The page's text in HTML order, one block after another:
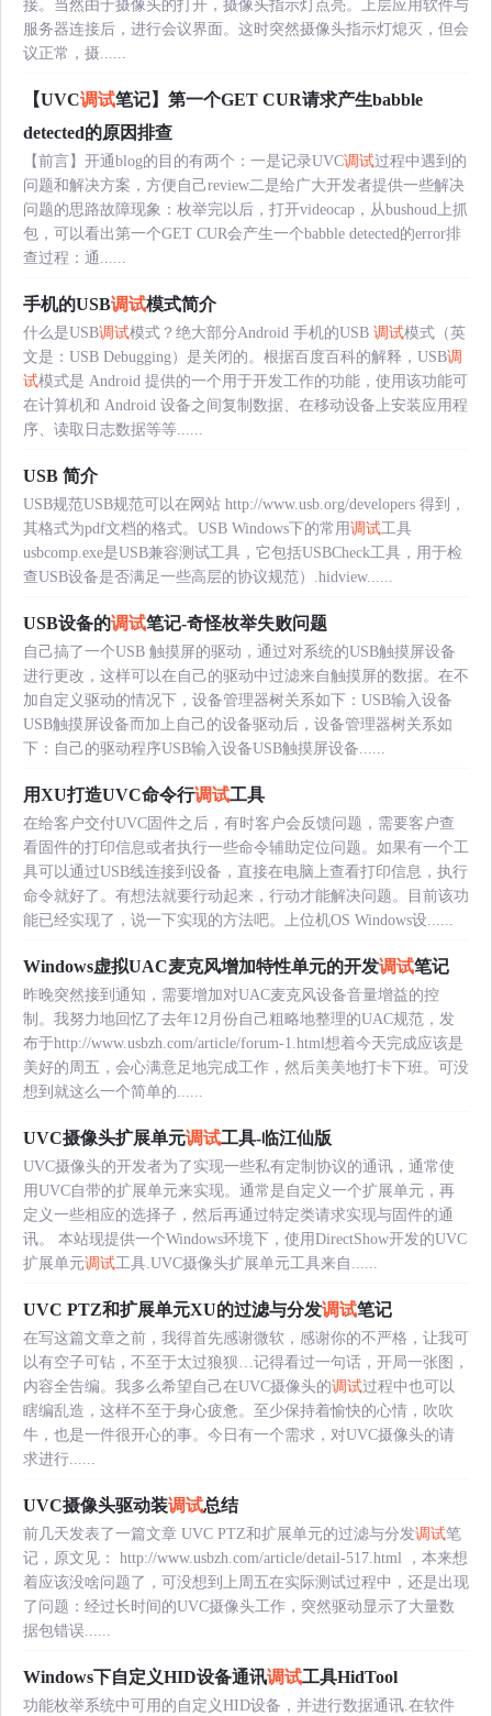
接。当然由于摄像头的打开，摄像头指示灯点亮。上层应用软件与
服务器连接后，进行会议界面。这时突然摄像头指示灯熄灭，但会
议正常，摄......
【UVC调试笔记】第一个GET CUR请求产生babble
detected的原因排查
【前言】开通blog的目的有两个：一是记录UVC调试过程中遇到的
问题和解决方案，方便自己review二是给广大开发者提供一些解决
问题的思路故障现象：枚举完以后，打开videocap，从bushoud上抓
包，可以看出第一个GET CUR会产生一个babble detected的error排
查过程：通......
手机的USB调试模式简介
什么是USB调试模式？绝大部分Android 手机的USB 调试模式（英
文是：USB Debugging）是关闭的。根据百度百科的解释，USB调
试模式是 Android 提供的一个用于开发工作的功能，使用该功能可
在计算机和 Android 设备之间复制数据、在移动设备上安装应用程
序、读取日志数据等等......
USB 简介
USB规范USB规范可以在网站 http://www.usb.org/developers 得到，
其格式为pdf文档的格式。USB Windows下的常用调试工具
usbcomp.exe是USB兼容测试工具，它包括USBCheck工具，用于检
查USB设备是否满足一些高层的协议规范）.hidview......
USB设备的调试笔记-奇怪枚举失败问题
自己搞了一个USB 触摸屏的驱动，通过对系统的USB触摸屏设备
进行更改，这样可以在自己的驱动中过滤来自触摸屏的数据。在不
加自定义驱动的情况下，设备管理器树关系如下：USB输入设备
USB触摸屏设备而加上自己的设备驱动后，设备管理器树关系如
下：自己的驱动程序USB输入设备USB触摸屏设备......
用XU打造UVC命令行调试工具
在给客户交付UVC固件之后，有时客户会反馈问题，需要客户查
看固件的打印信息或者执行一些命令辅助定位问题。如果有一个工
具可以通过USB线连接到设备，直接在电脑上查看打印信息，执行
命令就好了。有想法就要行动起来，行动才能解决问题。目前该功
能已经实现了，说一下实现的方法吧。上位机OS Windows设......
Windows虚拟UAC麦克风增加特性单元的开发调试笔记
昨晚突然接到通知，需要增加对UAC麦克风设备音量增益的控
制。我努力地回忆了去年12月份自己粗略地整理的UAC规范，发
布于http://www.usbzh.com/article/forum-1.html想着今天完成应该是
美好的周五，会心满意足地完成工作，然后美美地打卡下班。可没
想到就这么一个简单的......
UVC摄像头扩展单元调试工具-临江仙版
UVC摄像头的开发者为了实现一些私有定制协议的通讯，通常使
用UVC自带的扩展单元来实现。通常是自定义一个扩展单元，再
定义一些相应的选择子，然后再通过特定类请求实现与固件的通
讯。 本站现提供一个Windows环境下，使用DirectShow开发的UVC
扩展单元调试工具.UVC摄像头扩展单元工具来自......
UVC PTZ和扩展单元XU的过滤与分发调试笔记
在写这篇文章之前，我得首先感谢微软，感谢你的不严格，让我可
以有空子可钻，不至于太过狼狈…记得看过一句话，开局一张图，
内容全告编。我多么希望自己在UVC摄像头的调试过程中也可以
瞎编乱造，这样不至于身心疲惫。至少保持着愉快的心情，吹吹
牛，也是一件很开心的事。今日有一个需求，对UVC摄像头的请
求进行......
UVC摄像头驱动装调试总结
前几天发表了一篇文章 UVC PTZ和扩展单元的过滤与分发调试笔
记，原文见： http://www.usbzh.com/article/detail-517.html ，本来想
着应该没啥问题了，可没想到上周五在实际测试过程中，还是出现
了问题：经过长时间的UVC摄像头工作，突然驱动显示了大量数
据包错误......
Windows下自定义HID设备通讯调试工具HidTool
功能枚举系统中可用的自定义HID设备，并进行数据通讯.在软件